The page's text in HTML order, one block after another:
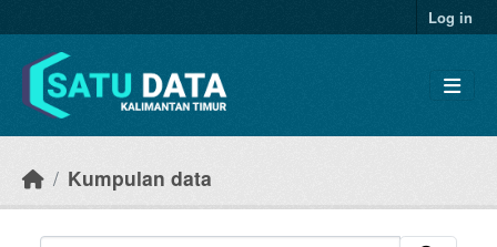
Log in
Kumpulan data